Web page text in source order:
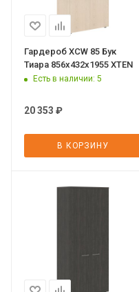
Гардероб XCW 85 Бук
Тиара 856х432х1955 XTEN
Есть в наличии: 5
20 353 ₽
В КОРЗИНУ